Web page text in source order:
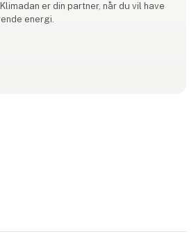
er din partner, når du vil have
energi.